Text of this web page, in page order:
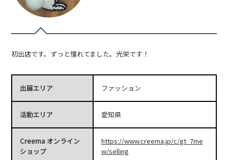
初出店です。ずっと憧れてました。光栄です！
出展エリア ファッション
活動エリア 愛知県
Creema オンライン
ショップ
https://www.creema.jp/c/gt_7me
w/selling